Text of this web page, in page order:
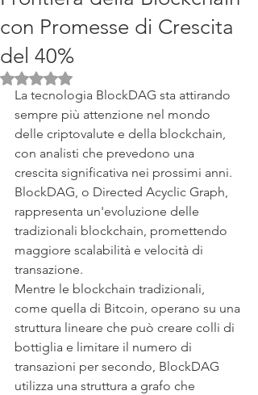
con Promesse di Crescita
del 40%
Valutazione NaN stelle su 5.
La tecnologia BlockDAG sta attirando
sempre più attenzione nel mondo
delle criptovalute e della blockchain,
con analisti che prevedono una
crescita significativa nei prossimi anni.
BlockDAG, o Directed Acyclic Graph,
rappresenta un'evoluzione delle
tradizionali blockchain, promettendo
maggiore scalabilità e velocità di
transazione.
Mentre le blockchain tradizionali,
come quella di Bitcoin, operano su una
struttura lineare che può creare colli di
bottiglia e limitare il numero di
transazioni per secondo, BlockDAG
utilizza una struttura a grafo che